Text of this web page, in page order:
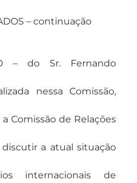
– continuação
– do Sr. Fernando
nessa Comissão,
Comissão de Relações
discutir a atual situação
internacionais de